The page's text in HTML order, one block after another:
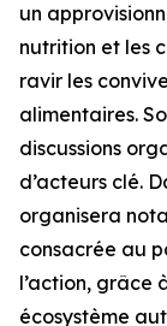
un
nutrition et les
ravir les
alimentaires.
discussions
d’acteurs clé.
organisera
consacrée au
l’action, grâce
écosystème